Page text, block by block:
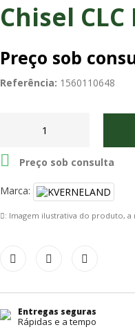
Chisel
Preço sob
Referência: 1560110648
 Preço sob consulta
Marca:
: Imagem ilustrativa do produto,
Entregas seguras
Rápidas e a tempo